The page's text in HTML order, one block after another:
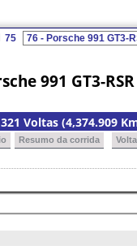
75
991 GT3-
Voltas (4,374.909
Resumo da corrida